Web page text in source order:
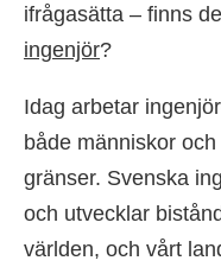
ifrågasätta – finns
ingenjör?
Idag arbetar
både människor
gränser. Svenska
och utvecklar
världen, och vårt